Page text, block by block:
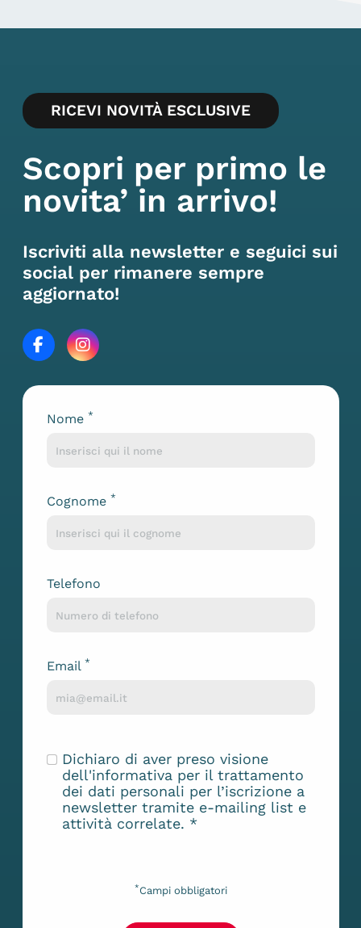
RICEVI NOVITÀ ESCLUSIVE
Scopri per primo le
novita’ in arrivo!
Iscriviti alla newsletter e seguici sui
social per rimanere sempre
aggiornato!
Lascia questo campo vuoto
Nome *
Cognome *
Telefono
Email *
Dichiaro di aver preso visione
dell'informativa per il trattamento
dei dati personali per l’iscrizione a
newsletter tramite e-mailing list e
attività correlate. *
*Campi obbligatori